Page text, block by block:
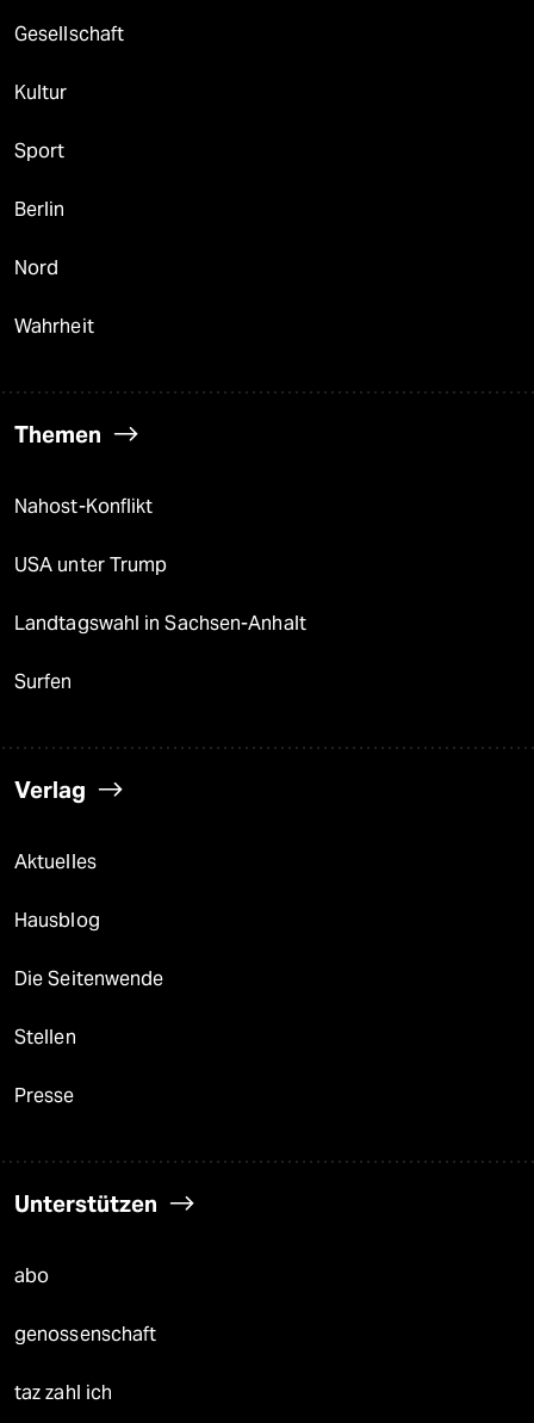
Gesellschaft
Kultur
Sport
Berlin
Nord
Wahrheit
Themen
Nahost-Konflikt
USA unter Trump
Landtagswahl in Sachsen-Anhalt
Surfen
Verlag
Aktuelles
Hausblog
Die Seitenwende
Stellen
Presse
Unterstützen
abo
genossenschaft
taz zahl ich